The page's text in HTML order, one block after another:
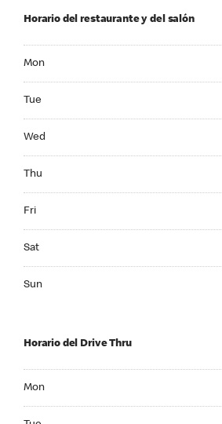
Horario del restaurante y del salón
Mon
Tue
Wed
Thu
Fri
Sat
Sun
Horario del Drive Thru
Mon